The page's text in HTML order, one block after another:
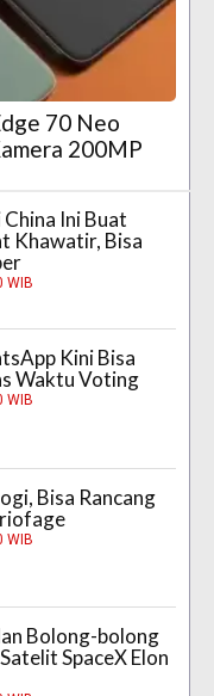
70 Neo
200MP
Ini Buat
Khawatir, Bisa
WIB
Kini Bisa
Waktu Voting
WIB
Bisa Rancang
WIB
Bolong-bolong
SpaceX Elon